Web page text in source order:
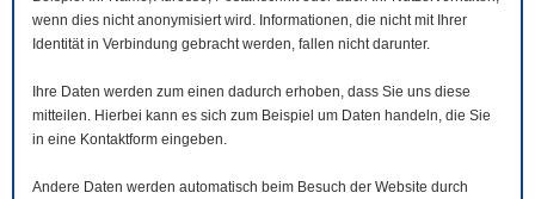
wenn dies nicht anonymisiert wird. Informationen, die nicht mit Ihrer
Identität in Verbindung gebracht werden, fallen nicht darunter.
Ihre Daten werden zum einen dadurch erhoben, dass Sie uns diese
mitteilen. Hierbei kann es sich zum Beispiel um Daten handeln, die Sie
in eine Kontaktform eingeben.
Andere Daten werden automatisch beim Besuch der Website durch